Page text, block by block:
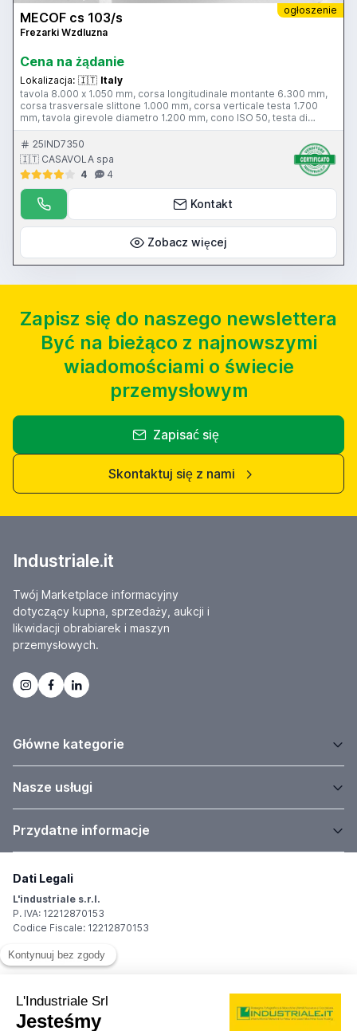
ogłoszenie
MECOF cs 103/s
Frezarki Wzdluzna
Cena na żądanie
Lokalizacja: 🇮🇹 Italy
tavola 8.000 x 1.050 mm, corsa longitudinale montante 6.300 mm,
corsa trasversale slittone 1.000 mm, corsa verticale testa 1.700
mm, tavola girevole diametro 1.200 mm, cono ISO 50, testa di
fresatura a due mandrini ortogonali, testa universale birotativa,
testa verticale, 2 cubi, CN FAGOR
25IND7350
🇮🇹 CASAVOLA spa
4
4
Kontakt
Zobacz więcej
Zapisz się do naszego newslettera
Być na bieżąco z najnowszymi
wiadomościami o świecie
przemysłowym
Zapisać się
Skontaktuj się z nami
Industriale.it
Twój Marketplace informacyjny
dotyczący kupna, sprzedaży, aukcji i
likwidacji obrabiarek i maszyn
przemysłowych.
Główne kategorie
Nasze usługi
Przydatne informacje
Dati Legali
L'industriale s.r.l.
P. IVA: 12212870153
Codice Fiscale: 12212870153
Sede Legale
20148 Milano (MI)
Italy